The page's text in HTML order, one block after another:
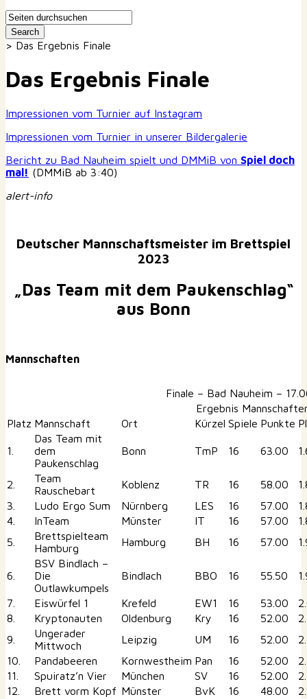
> Das Ergebnis Finale
Das Ergebnis Finale
Impressionen vom Turnier auf Instagram
Impressionen vom Turnier in unserer Bildergalerie
Bericht zu Bad Nauheim spielt und DMMiB von Spiel doch
mal! (DMMiB ab 3:40)
alert-info
Deutscher Mannschaftsmeister im Brettspiel
2023
„Das Team mit dem Paukenschlag“
aus Bonn
Mannschaften
Finale – Bad Nauheim –
Ergebnis
Platz Mannschaft Ort Kürzel Spiele Punkte
1.
Das Team mit
dem
Paukenschlag
Bonn TmP 16 63.00
2.
Team
Rauschebart
Koblenz TR 16 58.00
3.
Ludo Ergo Sum Nürnberg LES 16 57.00
4.
InTeam Münster IT 16 57.00
5.
Brettspielteam
Hamburg
Hamburg BH 16 57.00
6.
BSV Bindlach –
Die
Outlawkumpels
Bindlach BBO 16 55.50
7. Eiswürfel 1 Krefeld EW1 16 53.00
8.
Kryptonauten Oldenburg Kry 16 52.00
9.
Ungerader
Mittwoch
Leipzig UM 16 52.00
10.
Pandabeeren Kornwestheim Pan 16 52.00
11.
Spuiratz’n Vier München SV 16 52.00
12.
Brett vorm Kopf Münster BvK 16 48.00